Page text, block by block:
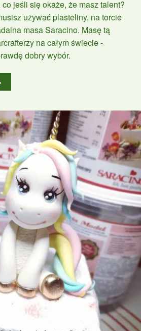
jeśli się okaże, że masz talent?
używać plasteliny, na torcie
masa Saracino. Masę tą
na całym świecie -
dobry wybór.